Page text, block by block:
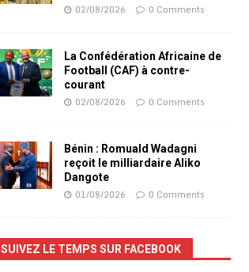
02/08/2026 0 Comments
La Confédération Africaine de
Football (CAF) à contre-
courant
02/08/2026 0 Comments
Bénin : Romuald Wadagni
reçoit le milliardaire Aliko
Dangote
01/08/2026 0 Comments
SUIVEZ LE TEMPS SUR FACEBOOK